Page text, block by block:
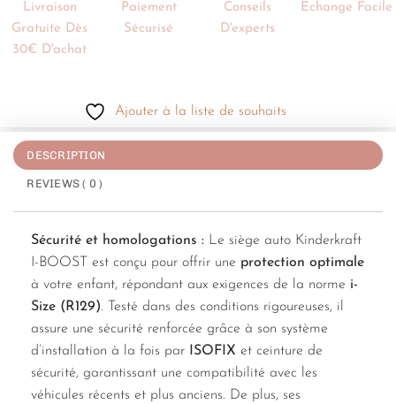
Livraison
Gratuite Dès
30€ D'achat
Paiement
Sécurisé
Conseils
D'experts
Echange Facile
Ajouter à la liste de souhaits
DESCRIPTION
REVIEWS ( 0 )
Sécurité et homologations : Le siège auto Kinderkraft
I-BOOST est conçu pour offrir une protection optimale
à votre enfant, répondant aux exigences de la norme i-
Size (R129). Testé dans des conditions rigoureuses, il
assure une sécurité renforcée grâce à son système
d’installation à la fois par ISOFIX et ceinture de
sécurité, garantissant une compatibilité avec les
véhicules récents et plus anciens. De plus, ses